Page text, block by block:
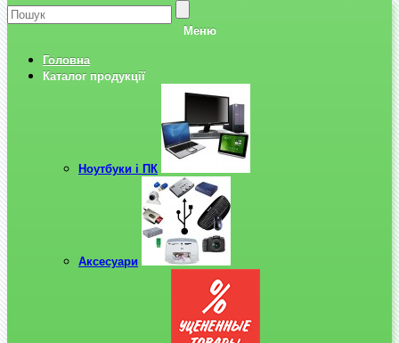
Меню
Головна
Каталог продукції
Ноутбуки і ПК
Аксесуари